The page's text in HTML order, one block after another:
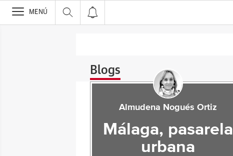
>
MENÚ
Blogs
Almudena Nogués Ortiz
Málaga, pasarela
urbana